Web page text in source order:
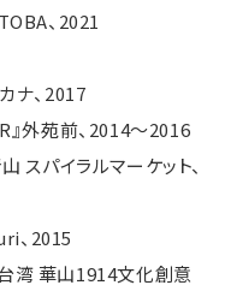
、2021
ナ、2017
』外苑前、2014〜2016
スパイラルマーケット、
、2015
湾 華山1914文化創意